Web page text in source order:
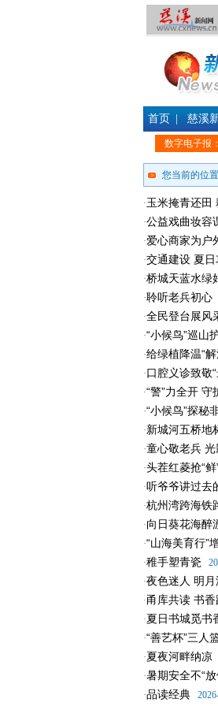
首页 慈溪
数字电子报：
您当前的位置
·玉米掩青还田
·公益戏曲妆容
·爱心商家为户
·交通建设 夏日
·桥城天蓝水绿
·聆听老兵初心
·全民登台展风
·“小候鸟”巡山
·给绿植降温“解
·口腔义诊致敬
·“警”力全开 守
·“小候鸟”探秘
·新城河五桥地
·童心敬老兵 光
·头茬红菱抢“鲜
·听爷爷讲过去
·杭州湾跨海铁
·向日葵花海醉
·“山海美育行”
·稚手塑青瓷
·夜色迷人 明
·甬库共读 书
·夏日书城觅书
·“善艺杯”三人
·夏夜河畔纳凉
·暑期安全不“放
·品读经典